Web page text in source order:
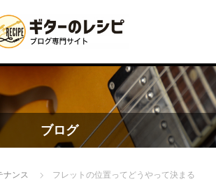
ブログ
ナンス
フレットの位置ってどうやって決まる